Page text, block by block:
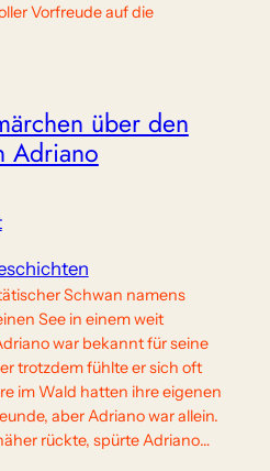
Vorfreude auf die
über den
Adriano
Schwan namens
See in einem weit
war bekannt für seine
trotzdem fühlte er sich oft
im Wald hatten ihre eigenen
aber Adriano war allein.
rückte, spürte Adriano…